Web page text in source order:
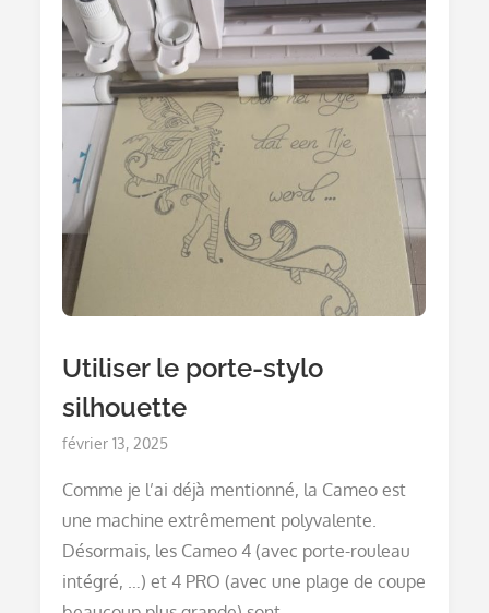
De
Noël
Utiliser le porte-stylo
silhouette
Posted
février 13, 2025
Comme je l’ai déjà mentionné, la Cameo est
une machine extrêmement polyvalente.
Désormais, les Cameo 4 (avec porte-rouleau
intégré, …) et 4 PRO (avec une plage de coupe